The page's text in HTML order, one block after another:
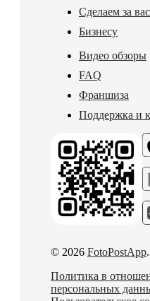
Сделаем за вас
Бизнесу
Видео обзоры
FAQ
Франшиза
Поддержка и
© 2026 FotoPostApp
Политика в
персональных